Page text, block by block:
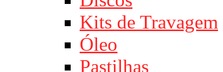
Kits de Travagem
Óleo
Pastilhas